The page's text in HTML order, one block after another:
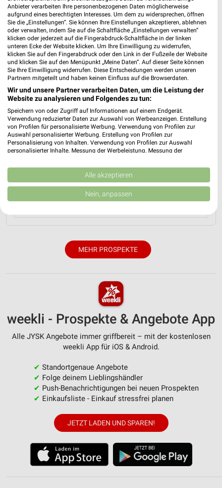
Nächste Filiale
JYSK Schwabach
Am Falbenholzweg 30
91126 Schwabach
Heute 09:30 - 16:00 Uhr | Geschlossen
392,13 km • Angebote: 2 Prospekte
Angebote-Kalender für JYSK in
Schwabach und Umgebung
05 Mi
MEHR PROSPEKTE
weekli - Prospekte & Angebote App
Alle JYSK Angebote immer griffbereit – mit der kostenlosen
weekli App für iOS & Android.
✔ Standortgenaue Angebote
✔ Folge deinem Lieblingshändler
✔ Push-Benachrichtigungen bei neuen Prospekten
✔ Einkaufsliste - Einkauf stressfrei planen
JETZT LADEN UND SPAREN!
Anbieter verarbeiten Ihre personenbezogenen Daten möglicherweise
aufgrund eines berechtigten Interesses. Um dem zu widersprechen, öffnen
Sie die „Einstellungen“. Sie können Ihre Einstellungen akzeptieren, ablehnen
oder verwalten, indem Sie auf die Schaltfläche „Einstellungen verwalten“
klicken oder jederzeit auf die Fingerabdruck-Schaltfläche in der linken
unteren Ecke der Website klicken. Um Ihre Einwilligung zu widerrufen,
klicken Sie auf den Fingerabdruck oder den Link in der Fußzeile der Website
und klicken Sie auf den Menüpunkt „Meine Daten“. Auf dieser Seite können
Sie Ihre Einwilligung widerrufen. Diese Entscheidungen werden unseren
Partnern mitgeteilt und haben keinen Einfluss auf die Browserdaten.
Wir und unsere Partner verarbeiten Daten, um die Leistung der
Website zu analysieren und Folgendes zu tun:
Speichern von oder Zugriff auf Informationen auf einem Endgerät.
Verwendung reduzierter Daten zur Auswahl von Werbeanzeigen. Erstellung
von Profilen für personalisierte Werbung. Verwendung von Profilen zur
Auswahl personalisierter Werbung. Erstellung von Profilen zur
Personalisierung von Inhalten. Verwendung von Profilen zur Auswahl
personalisierter Inhalte. Messung der Werbeleistung. Messung der
Kombinationen von Daten aus verschiedenen Quellen. Entwicklung und
Verbesserung der Angebote. Verwendung reduzierter Daten zur Auswahl
von Inhalten.
Daten können außerhalb der Europäischen Union weitergegeben und in die
USA gesendet werden.
Website/App.
Wir nutzen Ihre Daten für folgende Zwecke:
IAB-Verarbeitungszwecke:
Verwendung reduzierter Daten zur Auswahl von
Erstellung von Profilen für personalisierte
Werbung
personalisierter Werbung
Erstellung von Profilen zur Personalisierung
von Inhalten
Verwendung von Profilen zur Auswahl
personalisierter Inhalte
Messung der Werbeleistung
Messung der Performance von Inhalten
Alle akzeptieren
Nein, anpassen